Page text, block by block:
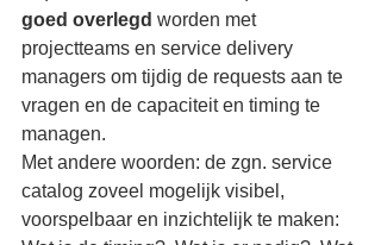
goed overlegd worden met
projectteams en service delivery
managers om tijdig de requests aan te
vragen en de capaciteit en timing te
managen.
Met andere woorden: de zgn. service
catalog zoveel mogelijk visibel,
voorspelbaar en inzichtelijk te maken: